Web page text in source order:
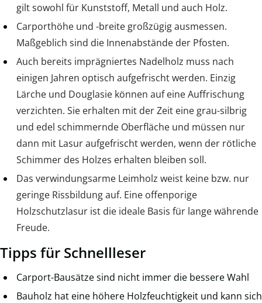
gilt sowohl für Kunststoff, Metall und auch Holz.
Carporthöhe und -breite großzügig ausmessen.
Maßgeblich sind die Innenabstände der Pfosten.
Auch bereits imprägniertes Nadelholz muss nach
einigen Jahren optisch aufgefrischt werden. Einzig
Lärche und Douglasie können auf eine Auffrischung
verzichten. Sie erhalten mit der Zeit eine grau-silbrig
und edel schimmernde Oberfläche und müssen nur
dann mit Lasur aufgefrischt werden, wenn der rötliche
Schimmer des Holzes erhalten bleiben soll.
Das verwindungsarme Leimholz weist keine bzw. nur
geringe Rissbildung auf. Eine offenporige
Holzschutzlasur ist die ideale Basis für lange währende
Freude.
Tipps für Schnellleser
Carport-Bausätze sind nicht immer die bessere Wahl
Bauholz hat eine höhere Holzfeuchtigkeit und kann sich